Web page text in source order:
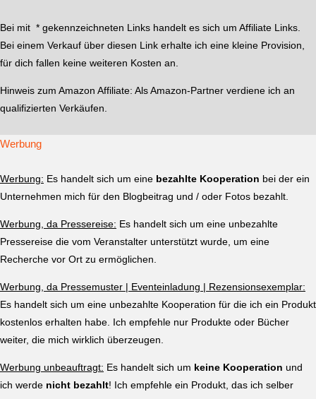
Bei mit * gekennzeichneten Links handelt es sich um Affiliate Links.
Bei einem Verkauf über diesen Link erhalte ich eine kleine Provision,
für dich fallen keine weiteren Kosten an.
Hinweis zum Amazon Affiliate: Als Amazon-Partner verdiene ich an
qualifizierten Verkäufen.
Werbung
Werbung: Es handelt sich um eine bezahlte Kooperation bei der ein
Unternehmen mich für den Blogbeitrag und / oder Fotos bezahlt.
Werbung, da Pressereise: Es handelt sich um eine unbezahlte
Pressereise die vom Veranstalter unterstützt wurde, um eine
Recherche vor Ort zu ermöglichen.
Werbung, da Pressemuster | Eventeinladung | Rezensionsexemplar:
Es handelt sich um eine unbezahlte Kooperation für die ich ein Produkt
kostenlos erhalten habe. Ich empfehle nur Produkte oder Bücher
weiter, die mich wirklich überzeugen.
Werbung unbeauftragt: Es handelt sich um keine Kooperation und
ich werde nicht bezahlt! Ich empfehle ein Produkt, das ich selber